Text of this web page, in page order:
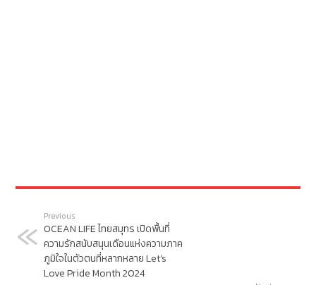
Previous
OCEAN LIFE ไทยสมุทร เปิดพื้นที่
ความรักสนับสนุนเดือนแห่งความภาค
ภูมิใจในตัวตนที่หลากหลาย Let’s
Love Pride Month 2024